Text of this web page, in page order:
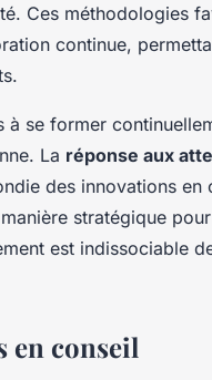
Ces méthodologies
continue,
se former
La réponse aux
des innovations en
stratégique
est indissociable
en conseil